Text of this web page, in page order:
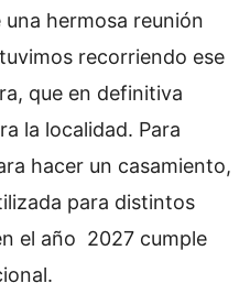
hermosa reunión
recorriendo ese
que en definitiva
la localidad. Para
hacer un casamiento,
para distintos
el año 2027 cumple